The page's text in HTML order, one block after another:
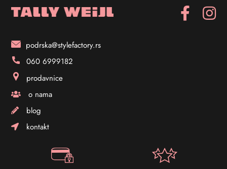
podrska@stylefactory.rs
060 6999182
prodavnice
o nama
blog
kontakt